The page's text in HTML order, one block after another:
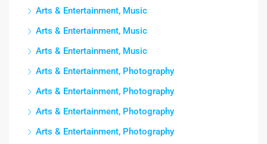
Arts & Entertainment, Music
Arts & Entertainment, Music
Arts & Entertainment, Music
Arts & Entertainment, Photography
Arts & Entertainment, Photography
Arts & Entertainment, Photography
Arts & Entertainment, Photography